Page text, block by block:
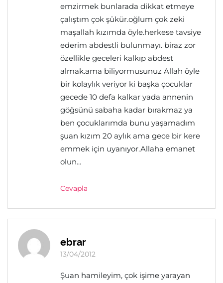
emzirmek bunlarada dikkat etmeye
çalıştım çok şükür.oğlum çok zeki
maşallah kızımda öyle.herkese tavsiye
ederim abdestli bulunmayı. biraz zor
özellikle geceleri kalkıp abdest
almak.ama biliyormusunuz Allah öyle
bir kolaylık veriyor ki başka çocuklar
gecede 10 defa kalkar yada annenin
göğsünü sabaha kadar bırakmaz ya
ben çocuklarımda bunu yaşamadım
şuan kızım 20 aylık ama gece bir kere
emmek için uyanıyor.Allaha emanet
olun...
Cevapla
ebrar
13/04/2012
Şuan hamileyim, çok işime yarayan